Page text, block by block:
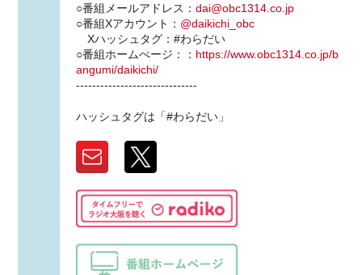
○番組メールアドレス：dai@obc1314.co.jp
○番組Xアカウント： @daikichi_obc
Xハッシュタグ：#わらだい
○番組ホームぺージ：： https://www.obc1314.co.jp/b
angumi/daikichi/
------------------------------
ハッシュタグは「#わらだい」